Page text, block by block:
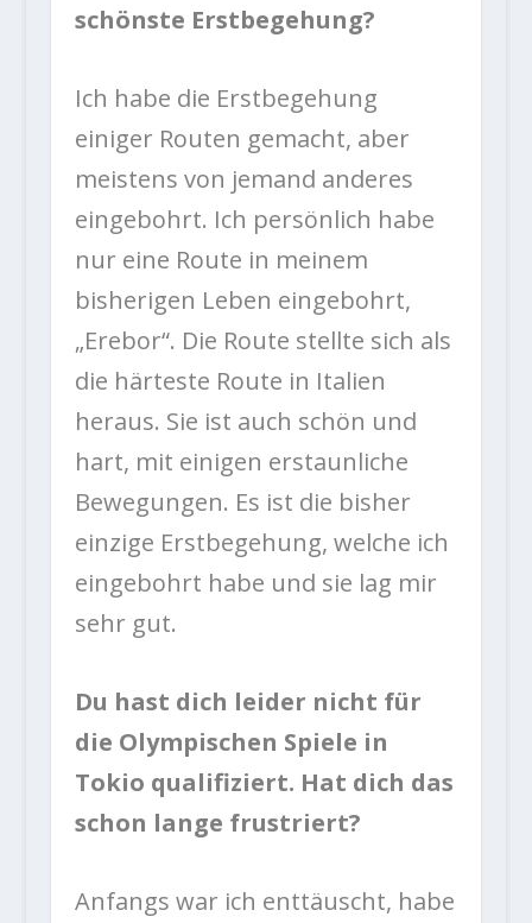
schönste Erstbegehung?
Ich habe die Erstbegehung
einiger Routen gemacht, aber
meistens von jemand anderes
eingebohrt. Ich persönlich habe
nur eine Route in meinem
bisherigen Leben eingebohrt,
„Erebor“. Die Route stellte sich als
die härteste Route in Italien
heraus. Sie ist auch schön und
hart, mit einigen erstaunliche
Bewegungen. Es ist die bisher
einzige Erstbegehung, welche ich
eingebohrt habe und sie lag mir
sehr gut.
Du hast dich leider nicht für
die Olympischen Spiele in
Tokio qualifiziert. Hat dich das
schon lange frustriert?
Anfangs war ich enttäuscht, habe